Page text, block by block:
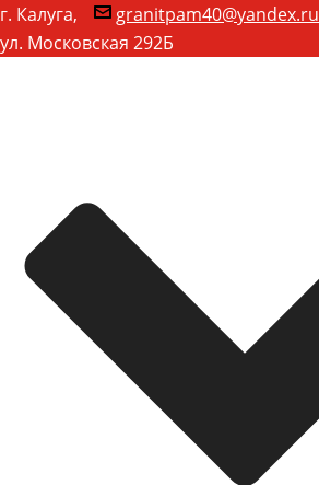
granitpam40@yandex.ru
г. Калуга,
ул. Московская 292Б